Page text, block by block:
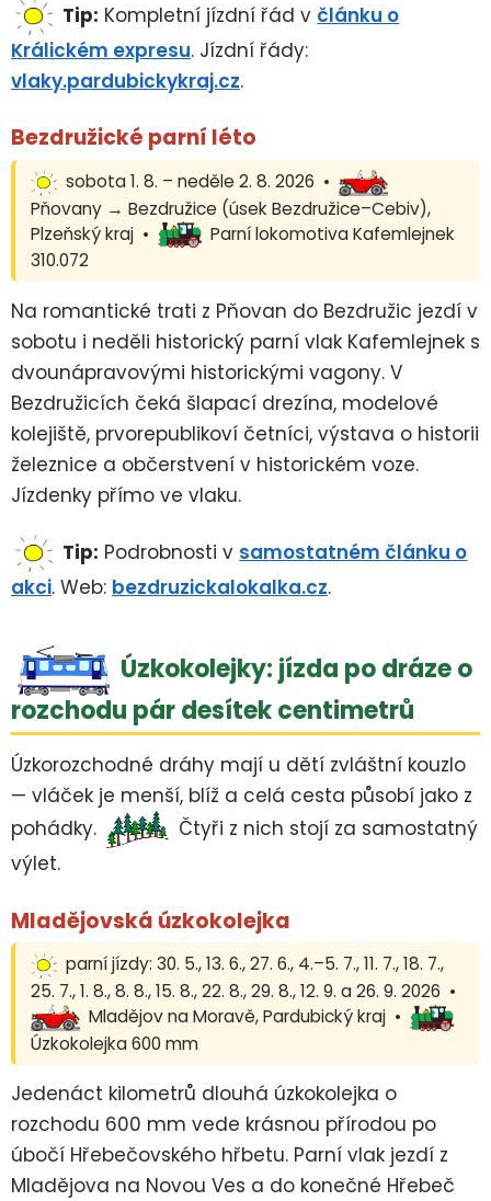
Tip: Kompletní jízdní řád v článku o
Králickém expresu. Jízdní řády:
vlaky.pardubickykraj.cz.
Bezdružické parní léto
sobota 1. 8. – neděle 2. 8. 2026 •
Pňovany → Bezdružice (úsek Bezdružice–Cebiv),
Plzeňský kraj •
Parní lokomotiva Kafemlejnek
310.072
Na romantické trati z Pňovan do Bezdružic jezdí v
sobotu i neděli historický parní vlak Kafemlejnek s
dvounápravovými historickými vagony. V
Bezdružicích čeká šlapací drezína, modelové
kolejiště, prvorepublikoví četníci, výstava o historii
železnice a občerstvení v historickém voze.
Jízdenky přímo ve vlaku.
Tip: Podrobnosti v samostatném článku o
akci. Web: bezdruzickalokalka.cz.
Úzkokolejky: jízda po dráze o
rozchodu pár desítek centimetrů
Úzkorozchodné dráhy mají u dětí zvláštní kouzlo
— vláček je menší, blíž a celá cesta působí jako z
pohádky.
Čtyři z nich stojí za samostatný
výlet.
Mladějovská úzkokolejka
parní jízdy: 30. 5., 13. 6., 27. 6., 4.–5. 7., 11. 7., 18. 7.,
25. 7., 1. 8., 8. 8., 15. 8., 22. 8., 29. 8., 12. 9. a 26. 9. 2026 •
Mladějov na Moravě, Pardubický kraj •
Úzkokolejka 600 mm
Jedenáct kilometrů dlouhá úzkokolejka o
rozchodu 600 mm vede krásnou přírodou po
úbočí Hřebečovského hřbetu. Parní vlak jezdí z
Mladějova na Novou Ves a do konečné Hřebeč